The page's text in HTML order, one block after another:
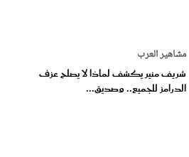
مشاهير العرب
شريف منير يكشف لماذا لا يصلح عزف
الدرامز للجميع.. وصديق...